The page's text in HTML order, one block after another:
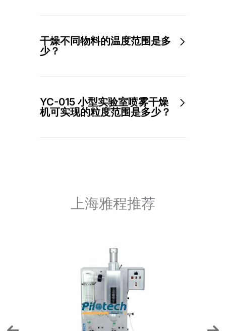
干燥不同物料的温度范围是多
少？
YC-015 小型实验室喷雾干燥
机可实现的粒度范围是多少？
上海雅程推荐